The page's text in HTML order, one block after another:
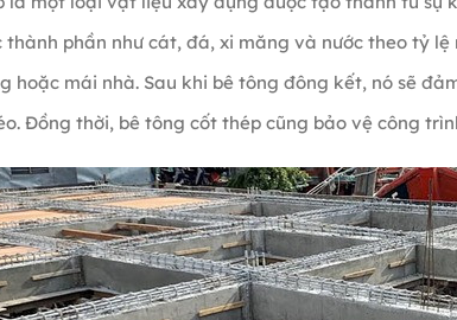
phần như cát, đá, xi măng và nước theo tỷ
hoặc mái nhà. Sau khi bê tông đông kết, nó sẽ
Đồng thời, bê tông cốt thép cũng bảo vệ công